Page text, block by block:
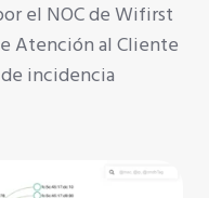
el NOC de Wifirst
Atención al Cliente
incidencia